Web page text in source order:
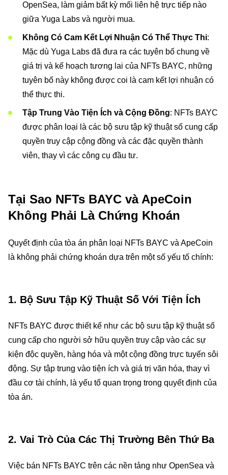
OpenSea, làm giảm bất kỳ mối liên hệ trực tiếp nào
giữa Yuga Labs và người mua.
Không Có Cam Kết Lợi Nhuận Có Thể Thực Thi:
Mặc dù Yuga Labs đã đưa ra các tuyên bố chung về
giá trị và kế hoạch tương lai của NFTs BAYC, những
tuyên bố này không được coi là cam kết lợi nhuận có
thể thực thi.
Tập Trung Vào Tiện Ích và Cộng Đồng: NFTs BAYC
được phân loại là các bộ sưu tập kỹ thuật số cung cấp
quyền truy cập cộng đồng và các đặc quyền thành
viên, thay vì các công cụ đầu tư.
Tại Sao NFTs BAYC và ApeCoin
Không Phải Là Chứng Khoán
Quyết định của tòa án phân loại NFTs BAYC và ApeCoin
là không phải chứng khoán dựa trên một số yếu tố chính:
1. Bộ Sưu Tập Kỹ Thuật Số Với Tiện Ích
NFTs BAYC được thiết kế như các bộ sưu tập kỹ thuật số
cung cấp cho người sở hữu quyền truy cập vào các sự
kiện độc quyền, hàng hóa và một cộng đồng trực tuyến sôi
động. Sự tập trung vào tiện ích và giá trị văn hóa, thay vì
đầu cơ tài chính, là yếu tố quan trọng trong quyết định của
tòa án.
2. Vai Trò Của Các Thị Trường Bên Thứ Ba
Việc bán NFTs BAYC trên các nền tảng như OpenSea và